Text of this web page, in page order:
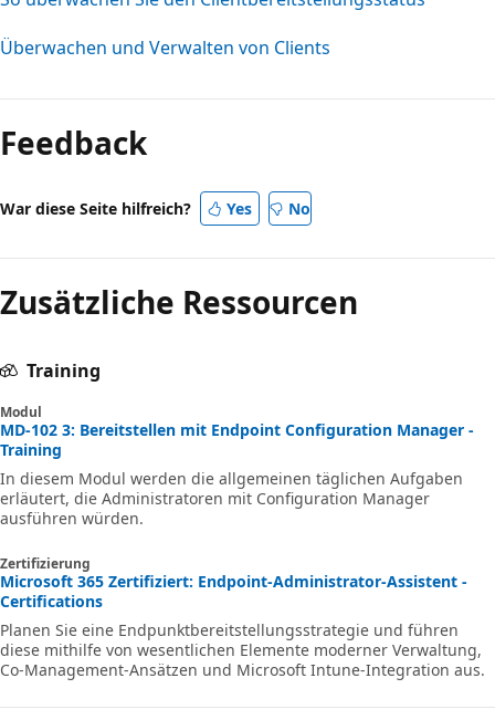
Überwachen und Verwalten von Clients
Feedback
War diese Seite hilfreich? Yes No
Zusätzliche Ressourcen
Training
Modul
MD-102 3: Bereitstellen mit Endpoint Configuration Manager -
Training
In diesem Modul werden die allgemeinen täglichen Aufgaben
erläutert, die Administratoren mit Configuration Manager
ausführen würden.
Zertifizierung
Microsoft 365 Zertifiziert: Endpoint-Administrator-Assistent -
Certifications
Planen Sie eine Endpunktbereitstellungsstrategie und führen
diese mithilfe von wesentlichen Elemente moderner Verwaltung,
Co-Management-Ansätzen und Microsoft Intune-Integration aus.